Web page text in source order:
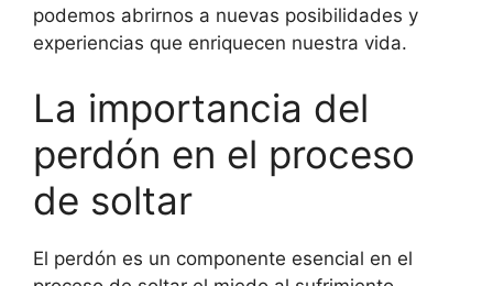
podemos abrirnos a nuevas posibilidades y
experiencias que enriquecen nuestra vida.
La importancia del
perdón en el proceso
de soltar
El perdón es un componente esencial en el